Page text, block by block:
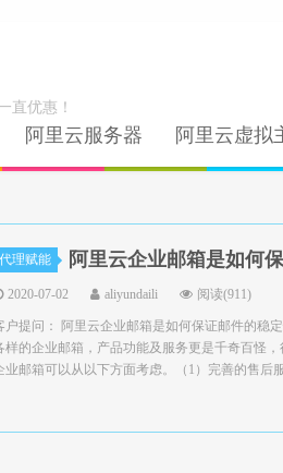
直优惠！
阿里云服务器 阿里云虚拟
代理赋能 阿里云企业邮箱是如何
2020-07-02 aliyundaili 阅读(911)
户提问： 阿里云企业邮箱是如何保证邮件的稳
样的企业邮箱，产品功能及服务更是千奇百怪
业邮箱可以从以下方面考虑。（1）完善的售后